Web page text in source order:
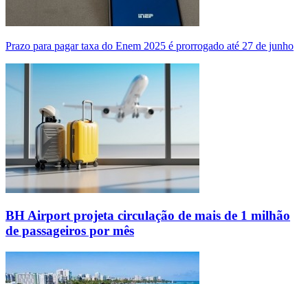
Prazo para pagar taxa do Enem 2025 é prorrogado até 27 de junho
BH Airport projeta circulação de mais de 1 milhão
de passageiros por mês